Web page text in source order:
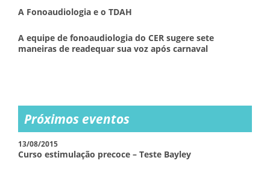
A Fonoaudiologia e o TDAH
A equipe de fonoaudiologia do CER sugere sete
maneiras de readequar sua voz após carnaval
Próximos eventos
13/08/2015
Curso estimulação precoce – Teste Bayley